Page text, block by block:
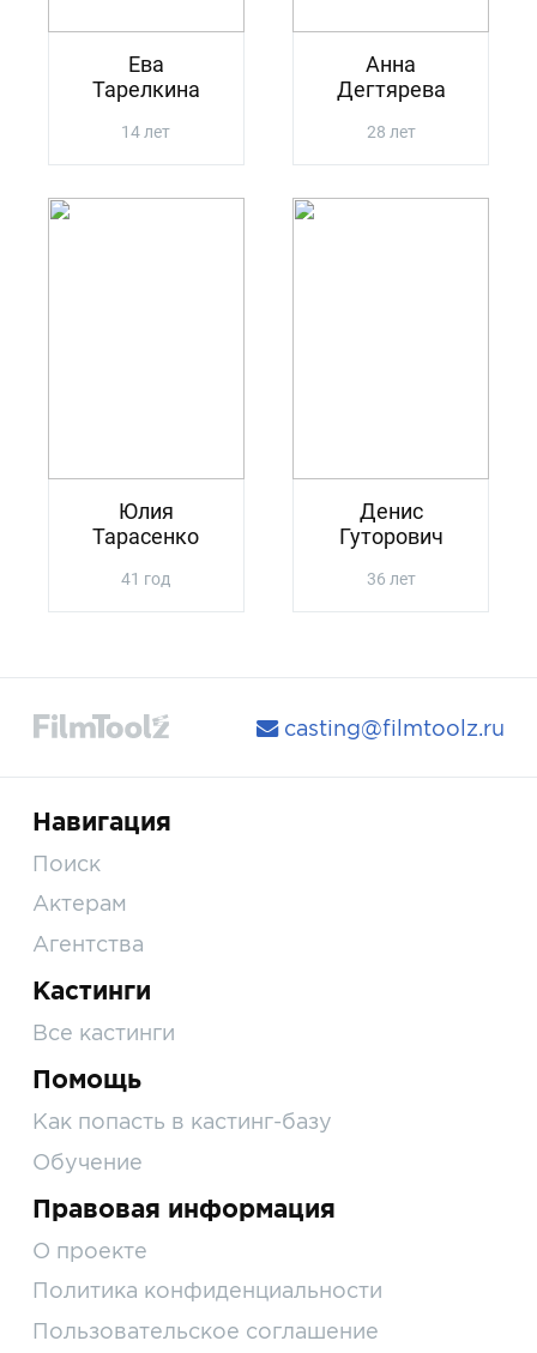
Ева
Тарелкина
14 лет
Анна
Дегтярева
28 лет
Юлия
Тарасенко
41 год
Денис
Гуторович
36 лет
casting@filmtoolz.ru
Навигация
Поиск
Актерам
Агентства
Кастинги
Все кастинги
Помощь
Как попасть в кастинг-базу
Обучение
Правовая информация
О проекте
Политика конфиденциальности
Пользовательское соглашение